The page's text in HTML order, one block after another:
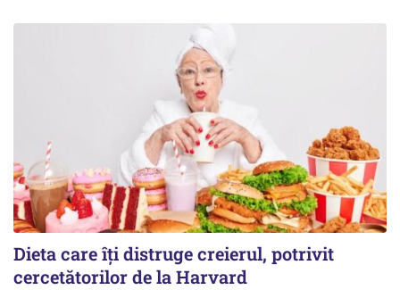
Dieta care îți distruge creierul, potrivit
cercetătorilor de la Harvard